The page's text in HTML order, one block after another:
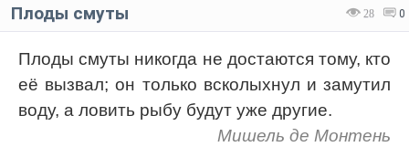
28 0
Плоды смуты
Плоды смуты никогда не достаются тому, кто
её вызвал; он только всколыхнул и замутил
воду, а ловить рыбу будут уже другие.
Мишель де Монтень